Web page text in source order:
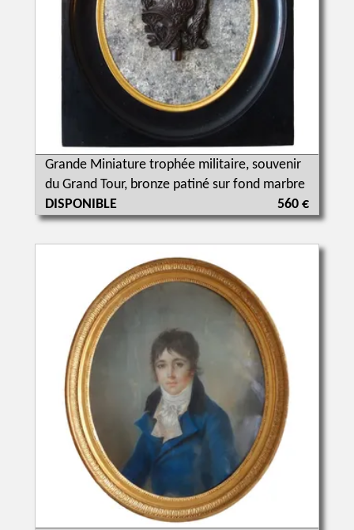
Grande Miniature trophée militaire, souvenir
du Grand Tour, bronze patiné sur fond marbre
DISPONIBLE
560 €